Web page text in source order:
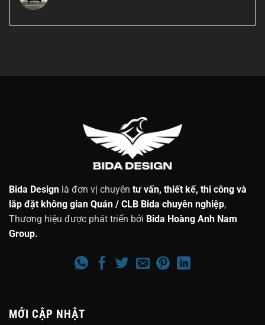
Bida Design là đơn vị chuyên tư vấn, thiết kế, thi công và
lắp đặt không gian Quán / CLB Bida chuyên nghiệp,
Thương hiệu được phát triển bởi Bida Hoàng Anh Nam
Group.
MỚI CẬP NHẬT